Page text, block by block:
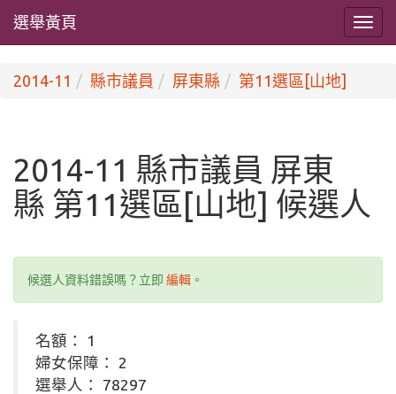
選舉黃頁
2014-11 縣市議員 屏東縣 第11選區[山地]
2014-11 縣市議員 屏東
縣 第11選區[山地] 候選人
候選人資料錯誤嗎？立即 編輯 。
名額： 1
婦女保障： 2
選舉人： 78297